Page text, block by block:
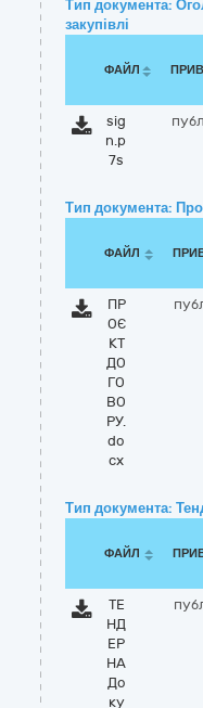
Тип документа:
закупівлі
ФАЙЛ
sig
n.p
7s
Тип документа:
ФАЙЛ
ПР
ОЄ
КТ
ДО
ГО
ВО
РУ.
do
cx
Тип документа:
ФАЙЛ
ТЕ
НД
ЕР
НА
До
ку